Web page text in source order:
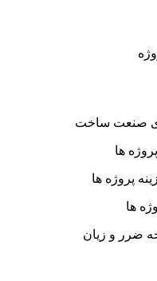
صنعت ساخت
ها
پروژه ها
ها
ضرر و زیان